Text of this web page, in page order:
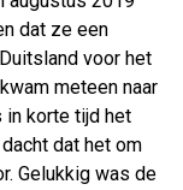
dat ze een
voor het
meteen naar
in korte tijd het
dat het om
Gelukkig was de